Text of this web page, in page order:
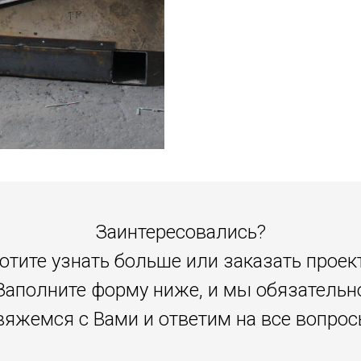
Заинтересовались?
узнать больше или заказать
форму ниже, и мы
с Вами и ответим на все